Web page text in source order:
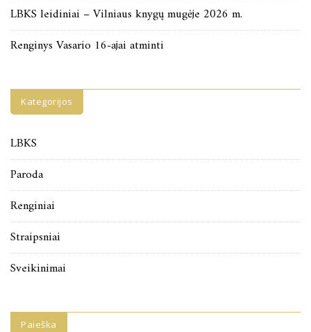
LBKS leidiniai – Vilniaus knygų mugėje 2026 m.
Renginys Vasario 16-ajai atminti
Kategorijos
LBKS
Paroda
Renginiai
Straipsniai
Sveikinimai
Paieška